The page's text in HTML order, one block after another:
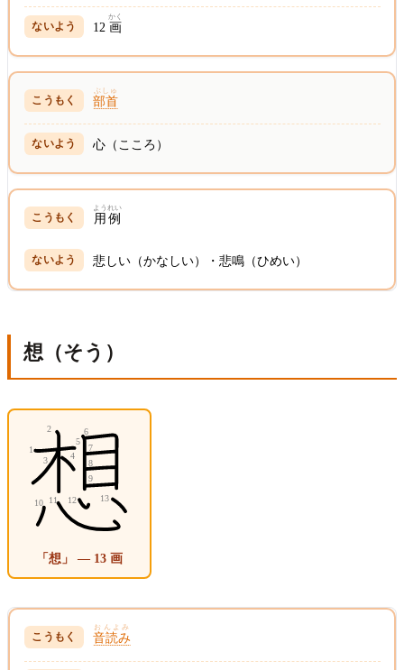
12 画
かく
部首
ぶしゅ
心（こころ）
用例
ようれい
悲しい（かなしい）・悲鳴（ひめい）
想（そう）
「想」 — 13 画
音読み
おんよみ